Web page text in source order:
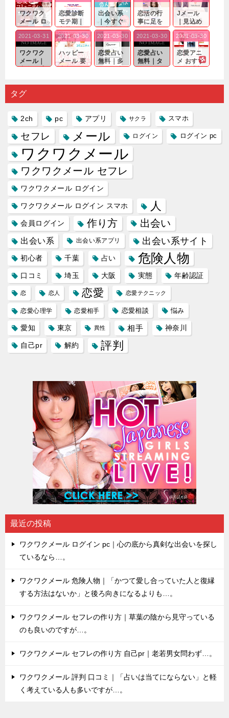
ワクワク
メール ロ
グイン pc
｜心の底
から真
剣...
恋愛診断
モテ期｜
老若男女
問わ
ず…。
出会い系
｜今すぐ
仲良くな
れる相手
探しをし
たいと...
恋活の行
事に足を
運んでも
出会いの
チャンス
が訪れ...
Jメール
｜見込め
る効果が
確実なも
のであっ
ても…...
ワクワク
メール｜
出会い系
り会った
人に軽...
2021-03-31
ハッピー
メール 要
注意人物
するので
2021-03-30
恋愛占い
無料｜多
数ある出
プリの内
2021-03-30
恋愛占い
無料｜タ
ーゲット
る人に恋
2021-03-30
恋愛アニ
メ おすす
め｜「心
雑で素人
2021-03-30
タグ
2ch pc アプリ サクラ スマホ
セフレ メール ログイン ログイン pc
ワクワクメール
ワクワクメール セフレ
ワクワクメール ログイン
ワクワクメール ログイン スマホ 人
会員ログイン 作り方 出会い
出会い系 出会い系アプリ 出会い系サイト
初心者 千葉 占い 危険人物
口コミ 埼玉 大阪 実態 年齢認証
恋 恋人 恋愛 恋愛テクニック
恋愛心理学 恋愛相手 恋愛相談 悩み
愛知 東京 異性 相手 神奈川
自己pr 解約 評判
最近の投稿
ワクワクメール ログイン pc｜心の底から真剣な出会いを探し
ているなら…。
ワクワクメール 危険人物｜「かつて愛し合っていた人と復縁
する方法はないか」と後ろ向きになるよりも…。
ワクワクメール セフレの作り方｜草葉の陰から見守っている
のも良いのですが…。
ワクワクメール セフレの作り方 自己pr｜老若男女問わず…。
ワクワクメール 評判 口コミ｜「占いは当てにならない」と軽
く考えている人も多いですが…。